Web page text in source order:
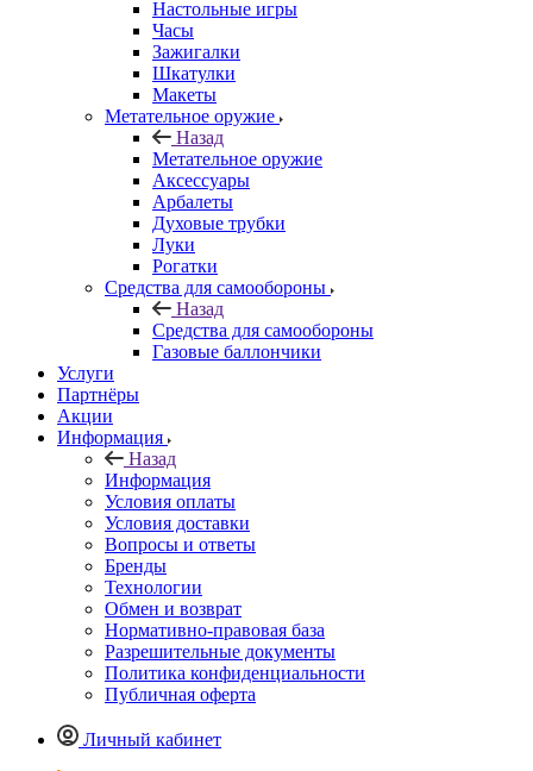
Настольные игры
Часы
Зажигалки
Шкатулки
Макеты
Метательное оружие
Назад
Метательное оружие
Аксессуары
Арбалеты
Духовые трубки
Луки
Рогатки
Средства для самообороны
Назад
Средства для самообороны
Газовые баллончики
Услуги
Партнёры
Акции
Информация
Назад
Информация
Условия оплаты
Условия доставки
Вопросы и ответы
Бренды
Технологии
Обмен и возврат
Нормативно-правовая база
Разрешительные документы
Политика конфиденциальности
Публичная оферта
Личный кабинет